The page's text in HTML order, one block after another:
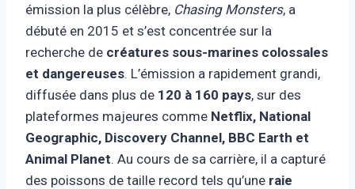
émission la plus célèbre, Chasing Monsters, a
débuté en 2015 et s’est concentrée sur la
recherche de créatures sous-marines colossales
et dangereuses. L’émission a rapidement grandi,
diffusée dans plus de 120 à 160 pays, sur des
plateformes majeures comme Netflix, National
Geographic, Discovery Channel, BBC Earth et
Animal Planet. Au cours de sa carrière, il a capturé
des poissons de taille record tels qu’une raie